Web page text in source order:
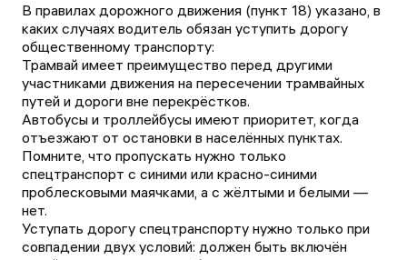
В правилах дорожного движения (пункт 18) указано, в
каких случаях водитель обязан уступить дорогу
общественному транспорту:
Трамвай имеет преимущество перед другими
участниками движения на пересечении трамвайных
путей и дороги вне перекрёстков.
Автобусы и троллейбусы имеют приоритет, когда
отъезжают от остановки в населённых пунктах.
Помните, что пропускать нужно только
спецтранспорт с синими или красно-синими
проблесковыми маячками, а с жёлтыми и белыми —
нет.
Уступать дорогу спецтранспорту нужно только при
совпадении двух условий: должен быть включён